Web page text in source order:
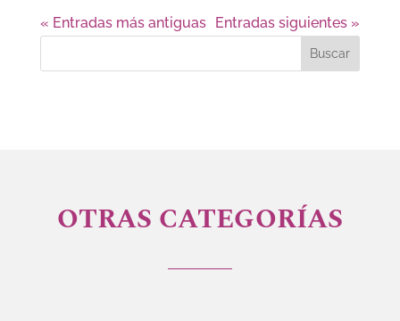
« Entradas más antiguas Entradas siguientes »
OTRAS CATEGORÍAS